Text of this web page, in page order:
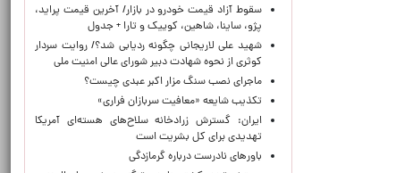
سقوط آزاد قیمت خودرو در بازار/ آخرین قیمت پراید،
پژو، ساینا، شاهین، کوییک و تارا + جدول
شهید علی لاریجانی چگونه ردیابی شد؟/ روایت سردار
کوثری از نحوه شهادت دبیر شورای عالی امنیت ملی
ماجرای نصب سنگ مزار اکبر عبدی چیست؟
تکذیب شایعه «معافیت سربازان فراری»
ایران: گسترش زرادخانه سلاح‌های هسته‌ای آمریکا
تهدیدی برای کل بشریت است
باورهای نادرست درباره گرمازدگی